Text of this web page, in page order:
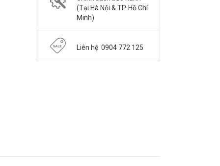
(Tại Hà Nội & TP. Hồ Chí
Minh)
Liên hệ: 0904 772 125